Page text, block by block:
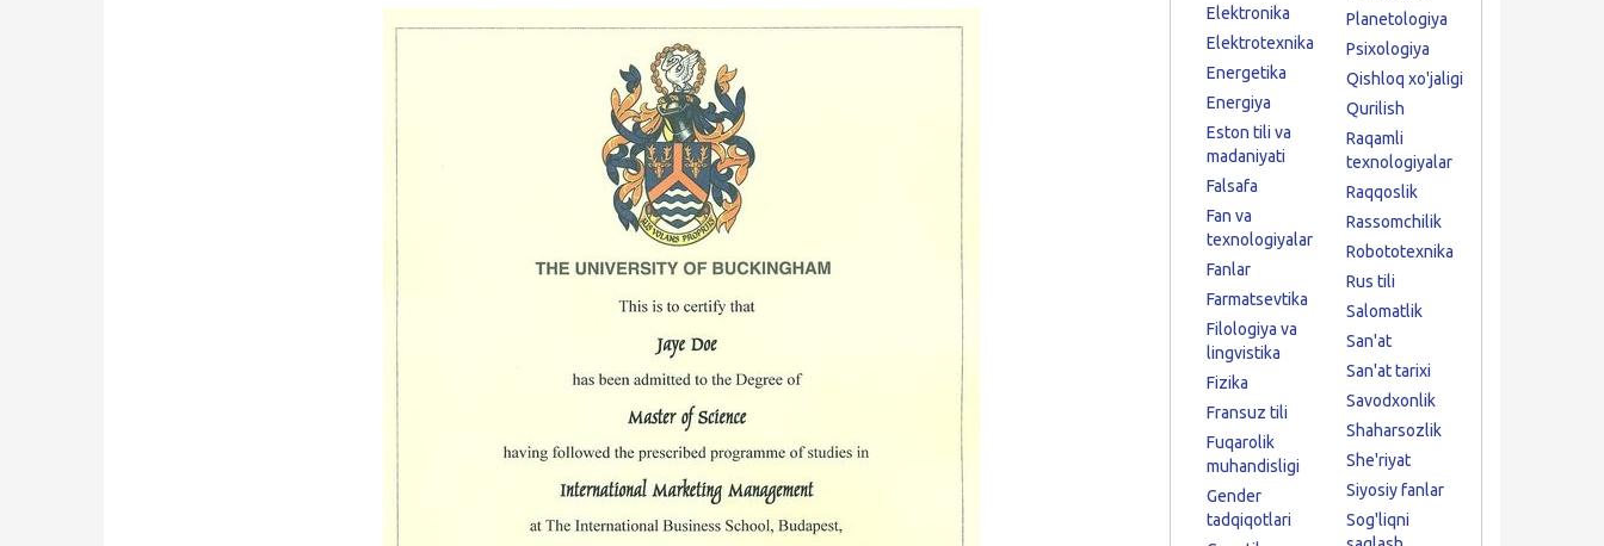
Elektronika
Elektrotexnika
Energetika
Energiya
Eston tili va
madaniyati
Falsafa
Fan va
texnologiyalar
Fanlar
Farmatsevtika
Filologiya va
lingvistika
Fizika
Fransuz tili
Fuqarolik
muhandisligi
Gender
tadqiqotlari
Planetologiya
Psixologiya
Qishloq xo'jaligi
Qurilish
Raqamli
texnologiyalar
Raqqoslik
Rassomchilik
Robototexnika
Rus tili
Salomatlik
San'at
San'at tarixi
Savodxonlik
Shaharsozlik
She'riyat
Siyosiy fanlar
Sog'liqni